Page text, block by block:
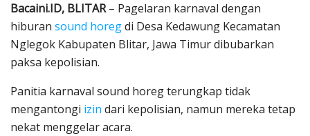
Bacaini.ID, BLITAR– Pagelaran karnaval dengan
hiburan sound horegdi Desa Kedawung Kecamatan
Nglegok Kabupaten Blitar, Jawa Timur dibubarkan
paksa kepolisian.
Panitia karnaval sound horeg terungkap tidak
mengantongi izin dari kepolisian, namun mereka tetap
nekat menggelar acara.